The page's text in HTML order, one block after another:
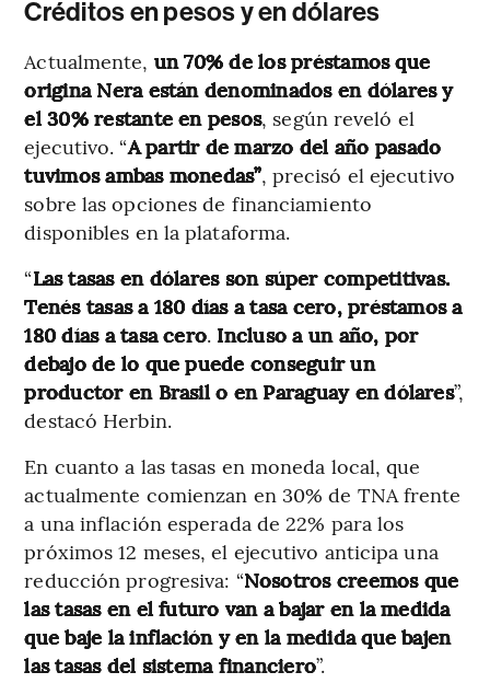
Créditos en pesos y en dólares
Actualmente, un 70% de los préstamos que
origina Nera están denominados en dólares y
el 30% restante en pesos, según reveló el
ejecutivo. “A partir de marzo del año pasado
tuvimos ambas monedas”, precisó el ejecutivo
sobre las opciones de financiamiento
disponibles en la plataforma.
“Las tasas en dólares son súper competitivas.
Tenés tasas a 180 días a tasa cero, préstamos a
180 días a tasa cero. Incluso a un año, por
debajo de lo que puede conseguir un
productor en Brasil o en Paraguay en dólares”,
destacó Herbin.
En cuanto a las tasas en moneda local, que
actualmente comienzan en 30% de TNA frente
a una inflación esperada de 22% para los
próximos 12 meses, el ejecutivo anticipa una
reducción progresiva: “Nosotros creemos que
las tasas en el futuro van a bajar en la medida
que baje la inflación y en la medida que bajen
las tasas del sistema financiero”.